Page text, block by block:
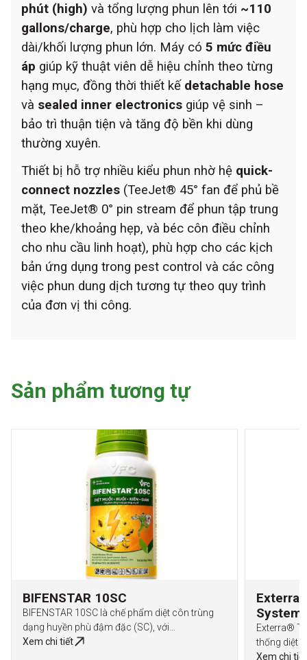
phút (high) và tổng lượng phun lên tới ~110
gallons/charge, phù hợp cho lịch làm việc
dài/khối lượng phun lớn. Máy có 5 mức điều
áp giúp kỹ thuật viên dễ hiệu chỉnh theo từng
hạng mục, đồng thời thiết kế detachable hose
và sealed inner electronics giúp vệ sinh –
bảo trì thuận tiện và tăng độ bền khi dùng
thường xuyên.
Thiết bị hỗ trợ nhiều kiểu phun nhờ hệ quick-
connect nozzles (TeeJet® 45° fan để phủ bề
mặt, TeeJet® 0° pin stream để phun tập trung
theo khe/khoảng hẹp, và béc côn điều chỉnh
cho nhu cầu linh hoạt), phù hợp cho các kịch
bản ứng dụng trong pest control và các công
việc phun dung dịch tương tự theo quy trình
của đơn vị thi công.
Sản phẩm tương tự
BIFENSTAR 10SC
BIFENSTAR 10SC là chế phẩm diệt côn trùng
dạng huyền phù đậm đặc (SC), với…
Xem chi tiết
Exterra
System
Exterra®
thống diệt
Xem chi tiết